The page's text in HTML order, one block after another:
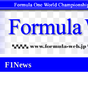
F1News